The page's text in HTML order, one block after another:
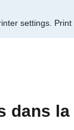
settings. Print
dans